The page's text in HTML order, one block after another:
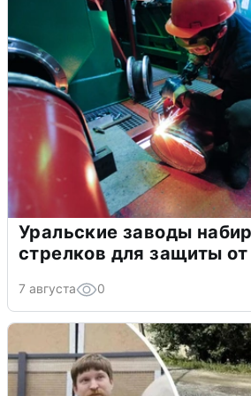
Уральские заводы
стрелков для защиты
7 августа 0